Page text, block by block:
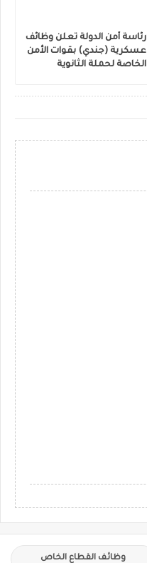
رئاسة أمن الدولة تعلن وظائف
عسكرية (جندي) بقوات الأمن
الخاصة لحملة الثانوية
وظائف القطاع الخاص